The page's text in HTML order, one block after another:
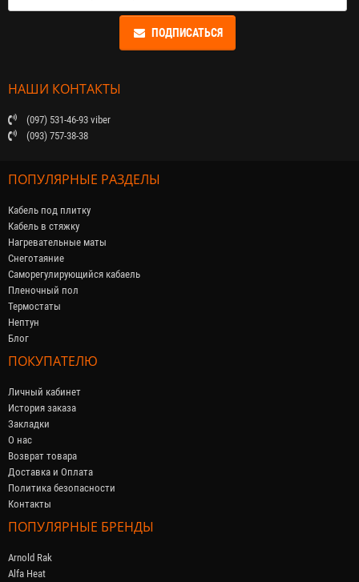
ПОДПИСАТЬСЯ
НАШИ КОНТАКТЫ
(097) 531-46-93 viber
(093) 757-38-38
ПОПУЛЯРНЫЕ РАЗДЕЛЫ
Кабель под плитку
Кабель в стяжку
Нагревательные маты
Снеготаяние
Саморегулирующийся кабaель
Пленочный пол
Термостаты
Нептун
Блог
ПОКУПАТЕЛЮ
Личный кабинет
История заказа
Закладки
О нас
Возврат товара
Доставка и Оплата
Политика безопасности
Контакты
ПОПУЛЯРНЫЕ БРЕНДЫ
Arnold Rak
Alfa Heat